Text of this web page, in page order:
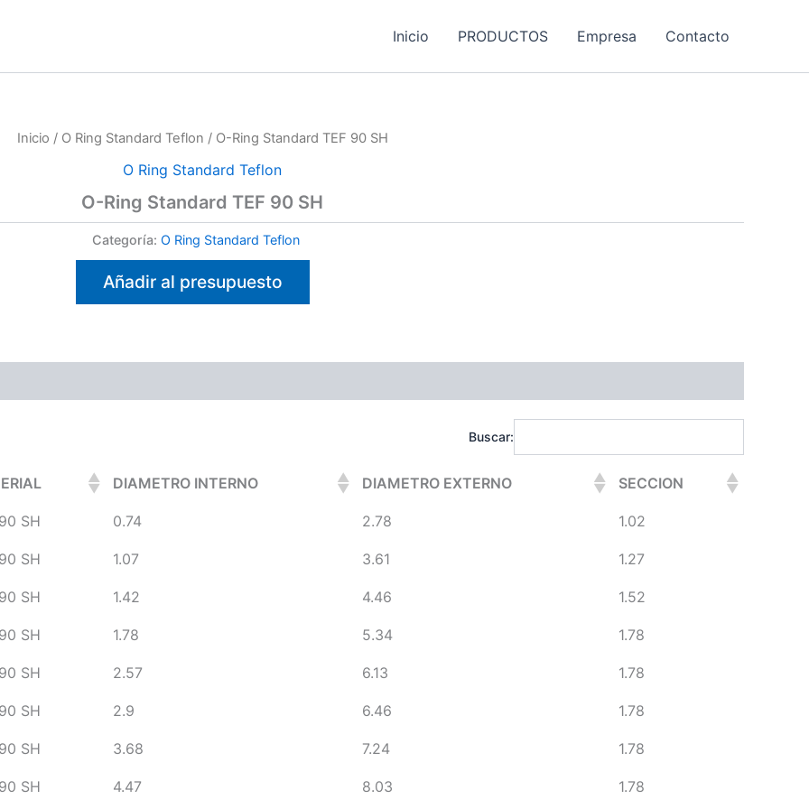
Inicio PRODUCTOS Empresa Contacto
Inicio / O Ring Standard Teflon / O-Ring Standard TEF 90 SH
O Ring Standard Teflon
O-Ring Standard TEF 90 SH
Categoría: O Ring Standard Teflon
Añadir al presupuesto
Buscar:
DIAMETRO INTERNO DIAMETRO EXTERNO SECCION
SH 0.74 2.78 1.02
SH 1.07 3.61 1.27
SH 1.42 4.46 1.52
SH 1.78 5.34 1.78
SH 2.57 6.13 1.78
SH 2.9 6.46 1.78
SH 3.68 7.24 1.78
SH 4.47 8.03 1.78